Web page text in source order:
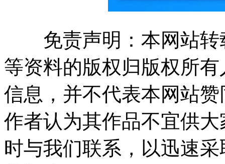
免责声明：本网站转
等资料的版权归版权所
信息，并不代表本网站
作者认为其作品不宜供
时与我们联系，以迅速